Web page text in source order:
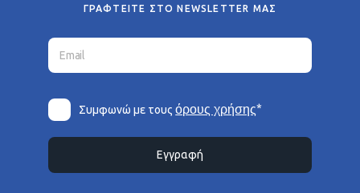
ΓΡΑΦΤΕΙΤΕ ΣΤΟ NEWSLETTER ΜΑΣ
Συμφωνώ με τουςόρους χρήσης*
Εγγραφή